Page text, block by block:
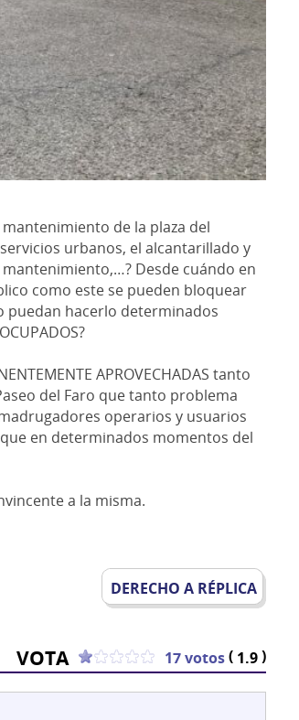
mantenimiento de la plaza del
urbanos, el alcantarillado y
Desde cuándo en
como este se pueden bloquear
puedan hacerlo determinados
APROVECHADAS tanto
del Faro que tanto problema
operarios y usuarios
en determinados momentos del
a la misma.
DERECHO A RÉPLICA
VOTA 17 votos( 1.9)